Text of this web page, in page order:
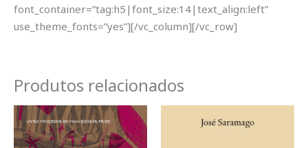
font_container=”tag:h5|font_size:14|text_align:left”
use_theme_fonts=”yes”][/vc_column][/vc_row]
Produtos relacionados